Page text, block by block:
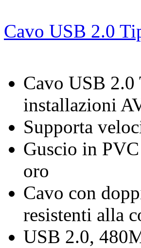
Cavo USB 2.0
Cavo USB
installazioni
Supporta
Guscio in
oro
Cavo con
resistenti alla
USB 2.0,